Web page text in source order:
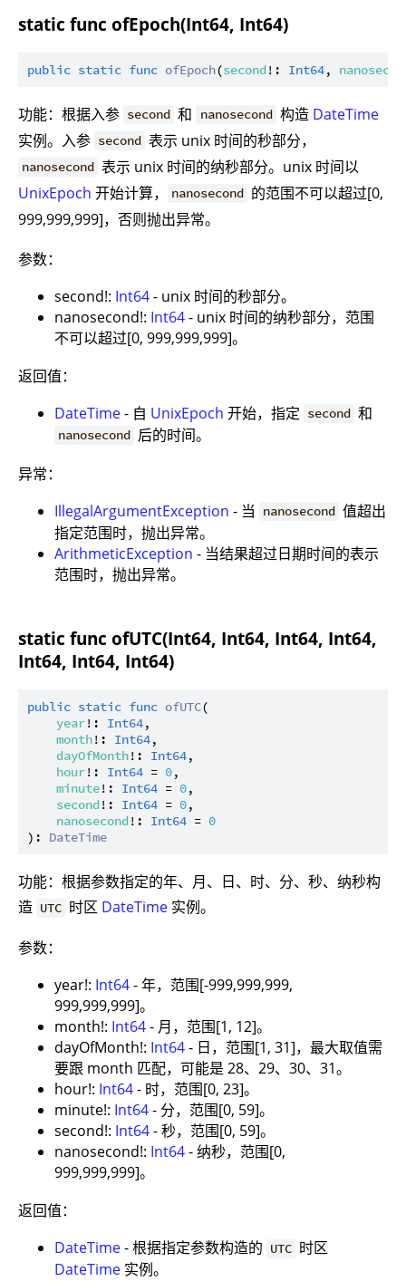
static func ofEpoch(Int64, Int64)
public static func ofEpoch(second!: Int64,
功能：根据入参 second 和 nanosecond 构造 DateTime
实例。入参 second 表示 unix 时间的秒部分，
nanosecond 表示 unix 时间的纳秒部分。unix 时间以
UnixEpoch 开始计算， nanosecond 的范围不可以超过[0,
999,999,999]，否则抛出异常。
参数：
second!: Int64- unix 时间的秒部分。
nanosecond!: Int64- unix 时间的纳秒部分，范围
不可以超过[0, 999,999,999]。
返回值：
DateTime- 自 UnixEpoch 开始，指定 second 和
nanosecond 后的时间。
异常：
IllegalArgumentException - 当 nanosecond 值超出
指定范围时，抛出异常。
ArithmeticException - 当结果超过日期时间的表示
范围时，抛出异常。
static func ofUTC(Int64, Int64, Int64, Int64,
Int64, Int64, Int64)
public static func ofUTC(
year!: Int64,
month!: Int64,
dayOfMonth!: Int64,
hour!: Int64 = 0,
minute!: Int64 = 0,
second!: Int64 = 0,
nanosecond!: Int64 = 0
): DateTime
功能：根据参数指定的年、月、日、时、分、秒、纳秒构
造 UTC 时区 DateTime 实例。
参数：
year!: Int64- 年，范围[-999,999,999,
999,999,999]。
month!: Int64- 月，范围[1, 12]。
dayOfMonth!: Int64- 日，范围[1, 31]，最大取值需
要跟 month 匹配，可能是 28、29、30、31。
hour!: Int64- 时，范围[0, 23]。
minute!: Int64- 分，范围[0, 59]。
second!: Int64- 秒，范围[0, 59]。
nanosecond!: Int64- 纳秒，范围[0,
999,999,999]。
返回值：
DateTime- 根据指定参数构造的 UTC 时区
DateTime 实例。